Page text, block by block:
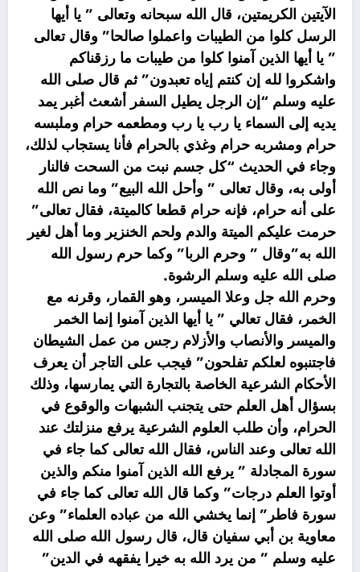
الآيتين الكريمتين، قال الله سبحانه وتعالى ” يا أيها
الرسل كلوا من الطيبات واعملوا صالحا” وقال تعالى
” يا أيها الذين آمنوا كلوا من طيبات ما رزقناكم
واشكروا لله إن كنتم إياه تعبدون” ثم قال صلى الله
عليه وسلم “إن الرجل يطيل السفر أشعث أغبر يمد
يديه إلى السماء يا رب يا رب ومطعمه حرام وملبسه
حرام ومشربه حرام وغذي بالحرام فأنا يستجاب لذلك،
وجاء في الحديث “كل جسم نبت من السحت فالنار
أولى به، وقال تعالى ” وأحل الله البيع” وما نص الله
على أنه حرام، فإنه حرام قطعا كالميتة، فقال تعالى”
حرمت عليكم الميتة والدم ولحم الخنزير وما أهل لغير
الله به”وقال ” وحرم الربا” وكما حرم رسول الله
صلى الله عليه وسلم الرشوة.
وحرم الله جل وعلا الميسر، وهو القمار، وقرنه مع
الخمر، فقال تعالي ” يا أيها الذين آمنوا إنما الخمر
والميسر والأنصاب والأزلام رجس من عمل الشيطان
فاجتنبوه لعلكم تفلحون” فيجب على التاجر أن يعرف
الأحكام الشرعية الخاصة بالتجارة التي يمارسها، وذلك
بسؤال أهل العلم حتى يتجنب الشبهات والوقوع في
الحرام، وأن طلب العلوم الشرعية يرفع منزلتك عند
الله تعالى وعند الناس، فقال الله تعالى كما جاء في
سورة المجادلة ” يرفع الله الذين آمنوا منكم والذين
أوتوا العلم درجات” وكما قال الله تعالى كما جاء في
سورة فاطر” إنما يخشي الله من عباده العلماء” وعن
معاوية بن أبي سفيان قال، قال رسول الله صلى الله
عليه وسلم ” من يرد الله به خيرا يفقهه في الدين”